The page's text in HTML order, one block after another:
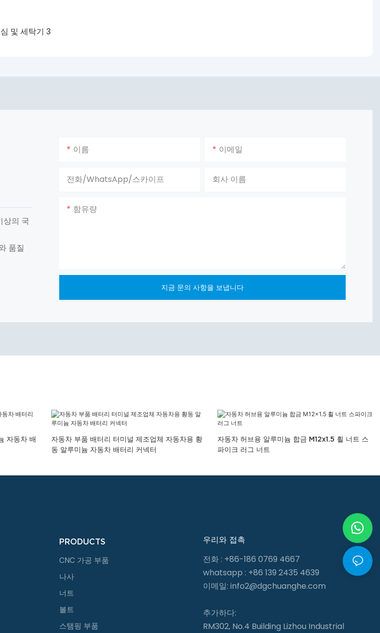
상의 국
품질
이름 이메일
전화/WhatsApp/스카이프 회사 이름
함유량
지금 문의 사항을 보냅니다
자동차 배
자동차 부품 배터리 터미널 제조업체 자동차용 황
동 알루미늄 자동차 배터리 커넥터
자동차 허브용 알루미늄 합금 M12x1.5 휠 너트 스
파이크 러그 너트
PRODUCTS
CNC 가공 부품
나사
너트
볼트
스탬핑 부품
우리와 접촉
전화 : +86-186 0769 4667
whatsapp : +86 139 2435 4639
이메일: info2@dgchuanghe.com
추가하다:
RM302, No.4 Building Lizhou Industrial